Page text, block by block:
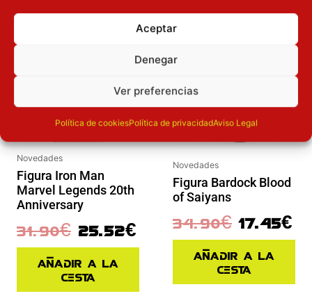
Aceptar
Denegar
Ver preferencias
Política de cookiesPolítica de privacidadAviso Legal
Novedades
Figura Iron Man
Marvel Legends 20th
Anniversary
31.90€
El precio original era: 31.90€.
25.52€
El precio actual es: 25.52€.
Añadir a la
cesta
Novedades
Figura Bardock Blood
of Saiyans
34.90€
El precio original era: 34.90€.
17.45€
El
Añadir a la
cesta